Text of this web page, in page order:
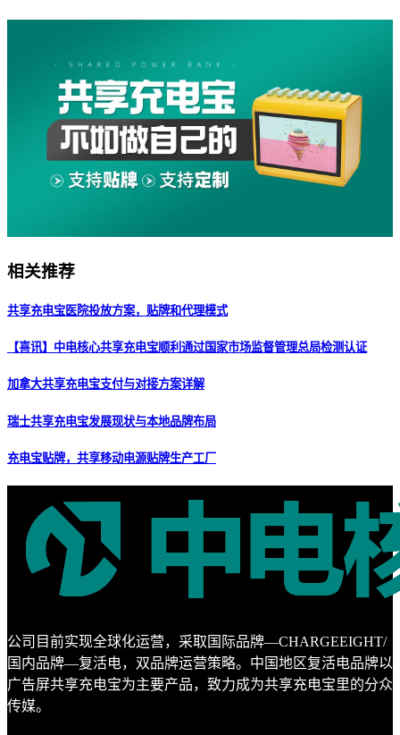
相关推荐
共享充电宝医院投放方案，贴牌和代理模式
【喜讯】中电核心共享充电宝顺利通过国家市场监督管理总局检测认证
加拿大共享充电宝支付与对接方案详解
瑞士共享充电宝发展现状与本地品牌布局
充电宝贴牌，共享移动电源贴牌生产工厂
公司目前实现全球化运营，采取国际品牌—CHARGEEIGHT/
国内品牌—复活电，双品牌运营策略。中国地区复活电品牌以
广告屏共享充电宝为主要产品，致力成为共享充电宝里的分众
传媒。